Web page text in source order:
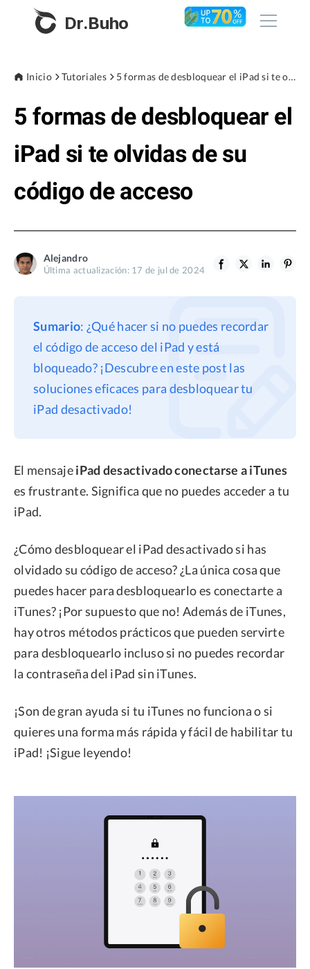
Dr.Buho
Productos
BuhoCleaner
BuhoRepair
BuhoLaunchpad
Tienda
Blog
Privacidad
Términos
Politica de Reembolso
Inicio Tutoriales 5 formas de desbloquear el iPad si te olvidas de su código de acceso
5 formas de desbloquear el
iPad si te olvidas de su
código de acceso
Alejandro
Última actualización: 17 de jul de 2024
Sumario: ¿Qué hacer si no puedes recordar
el código de acceso del iPad y está
bloqueado? ¡Descubre en este post las
soluciones eficaces para desbloquear tu
iPad desactivado!
El mensajeiPad desactivado conectarse a iTunes
es frustrante. Significa que no puedes acceder a tu
iPad.
¿Cómo desbloquear el iPad desactivado si has
olvidado su código de acceso? ¿La única cosa que
puedes hacer para desbloquearlo es conectarte a
iTunes? ¡Por supuesto que no! Además de iTunes,
hay otros métodos prácticos que pueden servirte
para desbloquearlo incluso si no puedes recordar
la contraseña del iPad sin iTunes.
¡Son de gran ayuda si tu iTunes no funciona o si
quieres una forma más rápida y fácil de habilitar tu
iPad! ¡Sigue leyendo!